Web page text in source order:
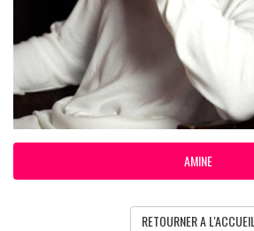
AMINE
RETOURNER A L'ACCUEIL